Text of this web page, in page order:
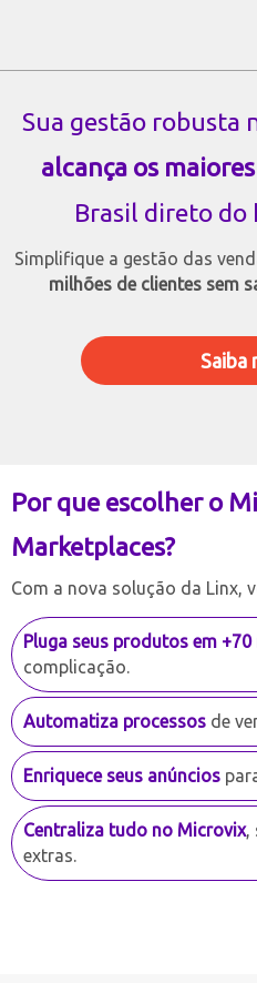
Sua gestão robusta
alcança os
Brasil direto do
Simplifique a gestão das
milhões de clientes sem
Saiba
Por que escolher o
Marketplaces?
Com a nova solução da Linx,
Pluga seus produtos em
complicação.
Automatiza processos de
Enriquece seus anúncios
Centraliza tudo no Microvix,
extras.